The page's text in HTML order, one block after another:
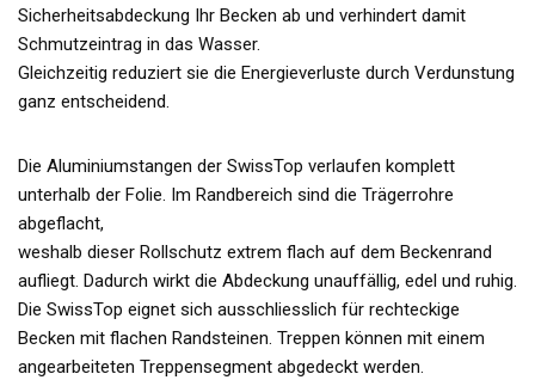
Sicherheitsabdeckung Ihr Becken ab und verhindert damit
Schmutzeintrag in das Wasser.
Gleichzeitig reduziert sie die Energieverluste durch Verdunstung
ganz entscheidend.
Die Aluminiumstangen der SwissTop verlaufen komplett
unterhalb der Folie. Im Randbereich sind die Trägerrohre
abgeflacht,
weshalb dieser Rollschutz extrem flach auf dem Beckenrand
aufliegt. Dadurch wirkt die Abdeckung unauffällig, edel und ruhig.
Die SwissTop eignet sich ausschliesslich für rechteckige
Becken mit flachen Randsteinen. Treppen können mit einem
angearbeiteten Treppensegment abgedeckt werden.